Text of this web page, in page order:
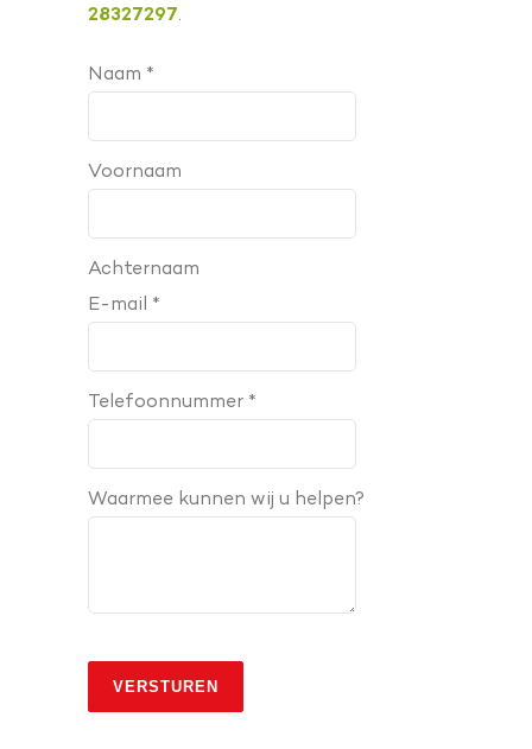
28327297.
Naam *
Voornaam
Achternaam
E-mail *
Telefoonnummer *
Waarmee kunnen wij u helpen?
VERSTUREN